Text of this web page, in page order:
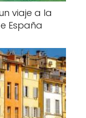
viaje a la
España